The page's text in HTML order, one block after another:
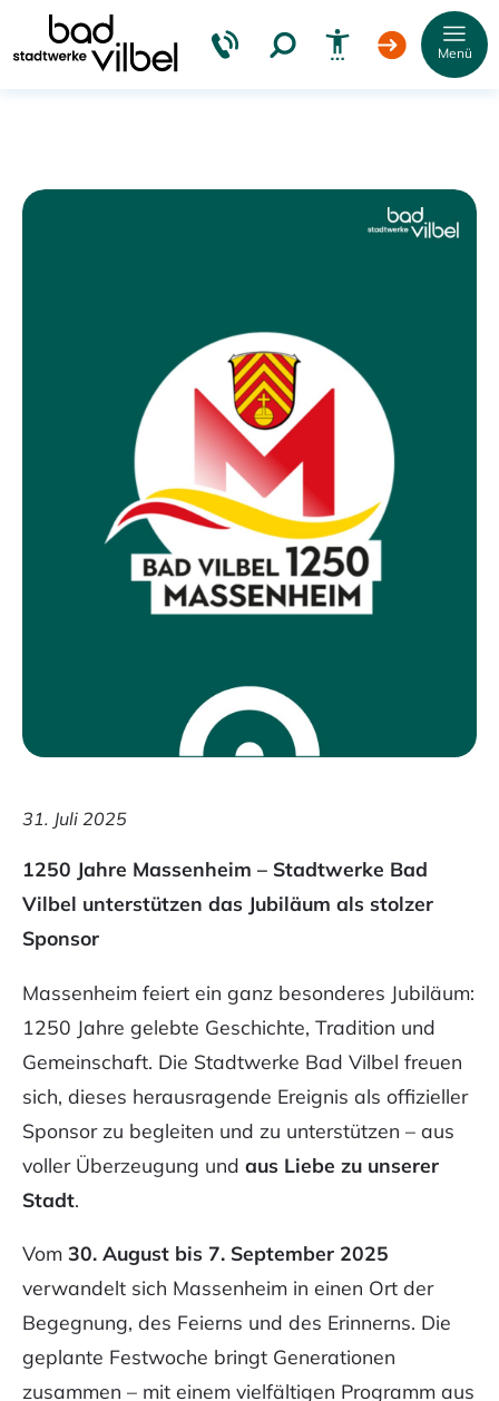
Menü
31. Juli 2025
1250 Jahre Massenheim – Stadtwerke Bad
Vilbel unterstützen das Jubiläum als stolzer
Sponsor
Massenheim feiert ein ganz besonderes Jubiläum:
1250 Jahre gelebte Geschichte, Tradition und
Gemeinschaft. Die Stadtwerke Bad Vilbel freuen
sich, dieses herausragende Ereignis als offizieller
Sponsor zu begleiten und zu unterstützen – aus
voller Überzeugung und aus Liebe zu unserer
Stadt.
Vom 30. August bis 7. September 2025
verwandelt sich Massenheim in einen Ort der
Begegnung, des Feierns und des Erinnerns. Die
geplante Festwoche bringt Generationen
zusammen – mit einem vielfältigen Programm aus
Wortabstand
Wortabstand
Zeilenabstand
vergrößern
Zeilenabstand
unterstreichen
Animationen
ausschalten